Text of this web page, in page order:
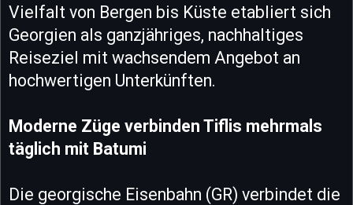
Vielfalt von Bergen bis Küste etabliert sich
Georgien als ganzjähriges, nachhaltiges
Reiseziel mit wachsendem Angebot an
hochwertigen Unterkünften.
Moderne Züge verbinden Tiflis mehrmals
täglich mit Batumi
Die georgische Eisenbahn (GR) verbindet die